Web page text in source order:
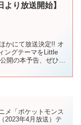
り放送開始】
かにて放送決定!! オ
ングテーマをLittle
開の本予告、ぜひご
メ「ポケットモンス
2023年4月放送）テ